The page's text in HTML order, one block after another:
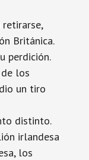
Británica.
perdición.
los
un tiro
distinto.
irlandesa
los